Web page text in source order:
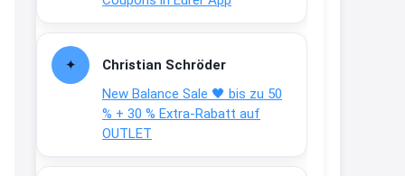
Christian Schröder
New Balance Sale 🖤 bis zu 50
% + 30 % Extra-Rabatt auf
OUTLET
Gratis Hitzewarn-Aufkleber /
verfärbt sich ab 28 Grad /siehe
Text weiter unten
shop.bioeg.de/aufkleber-
achtun...